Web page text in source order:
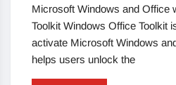
Microsoft Windows and Office
Toolkit Windows Office Toolkit
activate Microsoft Windows
helps users unlock the